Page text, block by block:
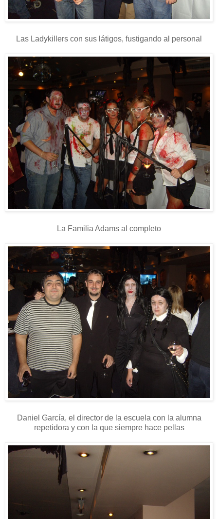
Las Ladykillers con sus látigos, fustigando al personal
La Familia Adams al completo
Daniel García, el director de la escuela con la alumna
repetidora y con la que siempre hace pellas